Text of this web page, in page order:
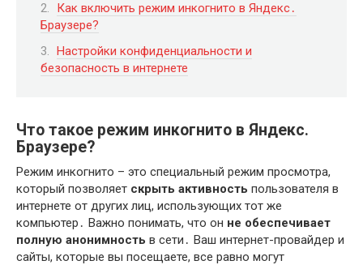
Как включить режим инкогнито в Яндекс․
Браузере?
Настройки конфиденциальности и
безопасность в интернете
Что такое режим инкогнито в Яндекс․
Браузере?
Режим инкогнито – это специальный режим просмотра,
который позволяет скрыть активность пользователя в
интернете от других лиц, использующих тот же
компьютер․ Важно понимать, что он не обеспечивает
полную анонимность в сети․ Ваш интернет-провайдер и
сайты, которые вы посещаете, все равно могут